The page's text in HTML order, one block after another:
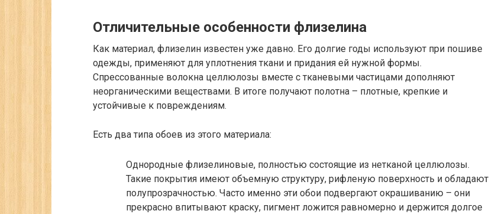
Отличительные особенности флизелина
Как материал, флизелин известен уже давно. Его долгие годы используют при пошиве
одежды, применяют для уплотнения ткани и придания ей нужной формы.
Спрессованные волокна целлюлозы вместе с тканевыми частицами дополняют
неорганическими веществами. В итоге получают полотна – плотные, крепкие и
устойчивые к повреждениям.
Есть два типа обоев из этого материала:
Однородные флизелиновые, полностью состоящие из нетканой целлюлозы.
Такие покрытия имеют объемную структуру, рифленую поверхность и обладают
полупрозрачностью. Часто именно эти обои подвергают окрашиванию – они
прекрасно впитывают краску, пигмент ложится равномерно и держится долгое